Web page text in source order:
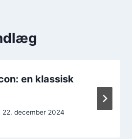
en klassisk
22. december 2024